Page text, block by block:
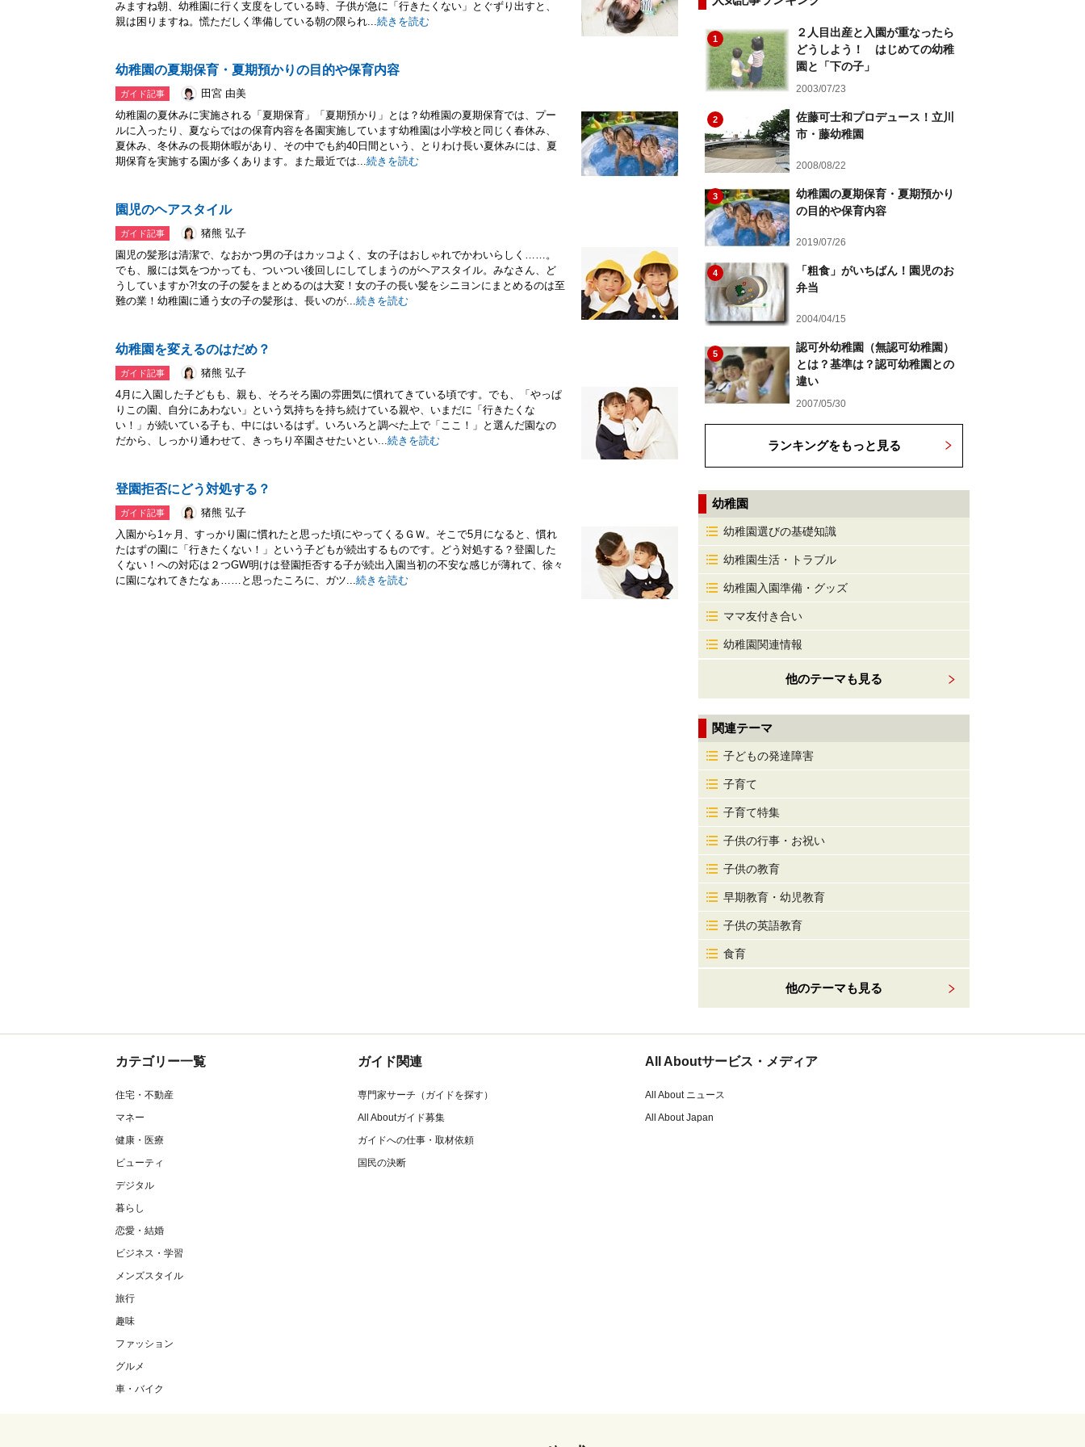
みますね朝、幼稚園に行く支度をしている時、子供が急に「行きたくない」とぐずり出すと、
親は困りますね。慌ただしく準備している朝の限られ...続きを読む
幼稚園の夏期保育・夏期預かりの目的や保育内容
ガイド記事
田宮 由美
幼稚園の夏休みに実施される「夏期保育」「夏期預かり」とは？幼稚園の夏期保育では、プー
ルに入ったり、夏ならではの保育内容を各園実施しています幼稚園は小学校と同じく春休み、
夏休み、冬休みの長期休暇があり、その中でも約40日間という、とりわけ長い夏休みには、夏
期保育を実施する園が多くあります。また最近では...続きを読む
園児のヘアスタイル
ガイド記事
猪熊 弘子
園児の髪形は清潔で、なおかつ男の子はカッコよく、女の子はおしゃれでかわいらしく……。
でも、服には気をつかっても、ついつい後回しにしてしまうのがヘアスタイル。みなさん、ど
うしていますか?!女の子の髪をまとめるのは大変！女の子の長い髪をシニヨンにまとめるのは至
難の業！幼稚園に通う女の子の髪形は、長いのが...続きを読む
幼稚園を変えるのはだめ？
ガイド記事
猪熊 弘子
4月に入園した子どもも、親も、そろそろ園の雰囲気に慣れてきている頃です。でも、「やっぱ
りこの園、自分にあわない」という気持ちを持ち続けている親や、いまだに「行きたくな
い！」が続いている子も、中にはいるはず。いろいろと調べた上で「ここ！」と選んだ園なの
だから、しっかり通わせて、きっちり卒園させたいとい...続きを読む
登園拒否にどう対処する？
ガイド記事
猪熊 弘子
入園から1ヶ月、すっかり園に慣れたと思った頃にやってくるＧＷ。そこで5月になると、慣れ
たはずの園に「行きたくない！」という子どもが続出するものです。どう対処する？登園した
くない！への対応は２つGW明けは登園拒否する子が続出入園当初の不安な感じが薄れて、徐々
に園になれてきたなぁ……と思ったころに、ガツ...続きを読む
1
２人目出産と入園が重なったら
どうしよう！ はじめての幼稚
園と「下の子」
2003/07/23
2
佐藤可士和プロデュース！立川
市・藤幼稚園
2008/08/22
3
幼稚園の夏期保育・夏期預かり
の目的や保育内容
2019/07/26
4
「粗食」がいちばん！園児のお
弁当
2004/04/15
5
認可外幼稚園（無認可幼稚園）
とは？基準は？認可幼稚園との
違い
2007/05/30
ランキングをもっと見る
幼稚園
幼稚園選びの基礎知識
幼稚園生活・トラブル
幼稚園入園準備・グッズ
ママ友付き合い
幼稚園関連情報
他のテーマも見る
関連テーマ
子どもの発達障害
子育て
子育て特集
子供の行事・お祝い
子供の教育
早期教育・幼児教育
子供の英語教育
食育
他のテーマも見る
カテゴリー一覧
住宅・不動産
マネー
健康・医療
ビューティ
デジタル
暮らし
恋愛・結婚
ビジネス・学習
メンズスタイル
旅行
趣味
ファッション
グルメ
車・バイク
ガイド関連
専門家サーチ（ガイドを探す）
All Aboutガイド募集
ガイドへの仕事・取材依頼
国民の決断
All Aboutサービス・メディア
All About ニュース
All About Japan